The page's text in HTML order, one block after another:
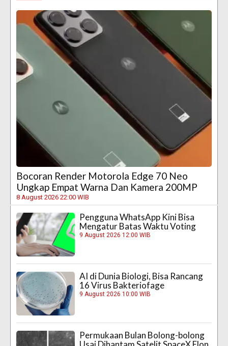
Bocoran Render Motorola Edge 70 Neo
Ungkap Empat Warna Dan Kamera 200MP
8 August 2026 22:00 WIB
Pengguna WhatsApp Kini Bisa
Mengatur Batas Waktu Voting
9 August 2026 12:00 WIB
AI di Dunia Biologi, Bisa Rancang
16 Virus Bakteriofage
9 August 2026 10:00 WIB
Permukaan Bulan Bolong-bolong